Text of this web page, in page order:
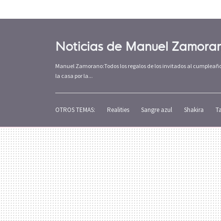
Noticias de Manuel
Manuel Zamorano:Todos los regalos de los invitados al
la casa por la...
OTROS TEMAS: Realities Sangre azul Shakira